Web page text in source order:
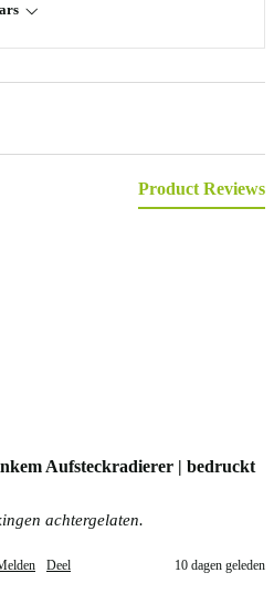
Product Reviews
Aufsteckradierer | bedruckt
achtergelaten.
Deel 10 dagen geleden